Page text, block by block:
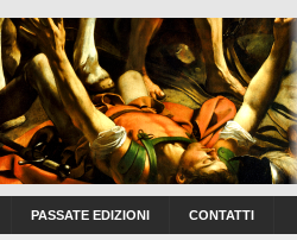
PASSATE EDIZIONI CONTATTI